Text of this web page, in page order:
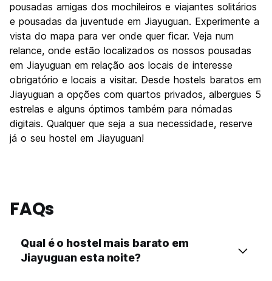
pousadas amigas dos mochileiros e viajantes solitários
e pousadas da juventude em Jiayuguan. Experimente a
vista do mapa para ver onde quer ficar. Veja num
relance, onde estão localizados os nossos pousadas
em Jiayuguan em relação aos locais de interesse
obrigatório e locais a visitar. Desde hostels baratos em
Jiayuguan a opções com quartos privados, albergues 5
estrelas e alguns óptimos também para nómadas
digitais. Qualquer que seja a sua necessidade, reserve
já o seu hostel em Jiayuguan!
FAQs
Qual é o hostel mais barato em
Jiayuguan esta noite?